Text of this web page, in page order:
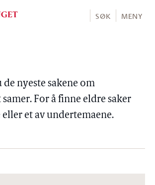
SØK MENY
nyeste sakene om
For å finne eldre saker
eller et av undertemaene.